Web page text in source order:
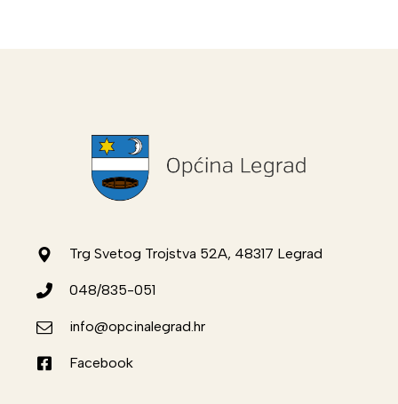
Trg Svetog Trojstva 52A, 48317 Legrad
048/835-051
info@opcinalegrad.hr
Facebook